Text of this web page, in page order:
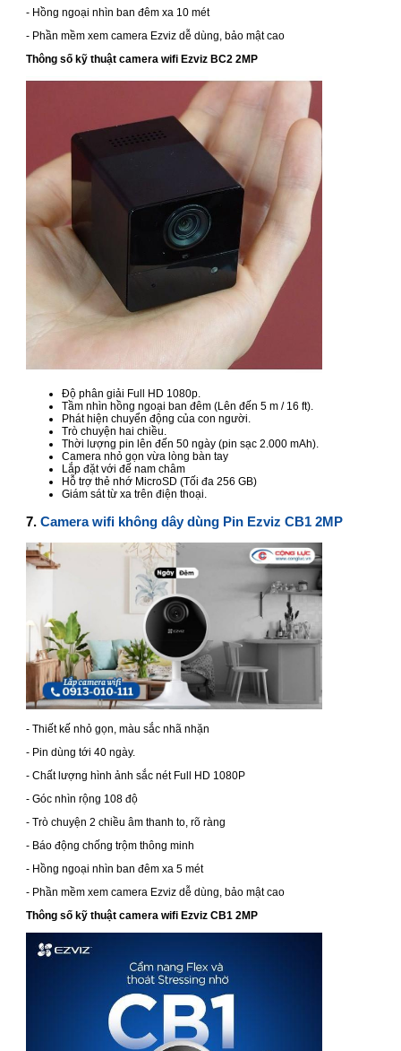
- Hồng ngoại nhìn ban đêm xa 10 mét
- Phần mềm xem camera Ezviz dễ dùng, bảo mật cao
Thông số kỹ thuật camera wifi Ezviz BC2 2MP
Độ phân giải Full HD 1080p.
Tầm nhìn hồng ngoại ban đêm (Lên đến 5 m / 16 ft).
Phát hiện chuyển động của con người.
Trò chuyện hai chiều.
Thời lượng pin lên đến 50 ngày (pin sạc 2.000 mAh).
Camera nhỏ gọn vừa lòng bàn tay
Lắp đặt với đế nam châm
Hỗ trợ thẻ nhớ MicroSD (Tối đa 256 GB)
Giám sát từ xa trên điện thoại.
7. Camera wifi không dây dùng Pin Ezviz CB1 2MP
- Thiết kế nhỏ gọn, màu sắc nhã nhặn
- Pin dùng tới 40 ngày.
- Chất lượng hình ảnh sắc nét Full HD 1080P
- Góc nhìn rộng 108 độ
- Trò chuyện 2 chiều âm thanh to, rõ ràng
- Báo động chống trộm thông minh
- Hồng ngoại nhìn ban đêm xa 5 mét
- Phần mềm xem camera Ezviz dễ dùng, bảo mật cao
Thông số kỹ thuật camera wifi Ezviz CB1 2MP